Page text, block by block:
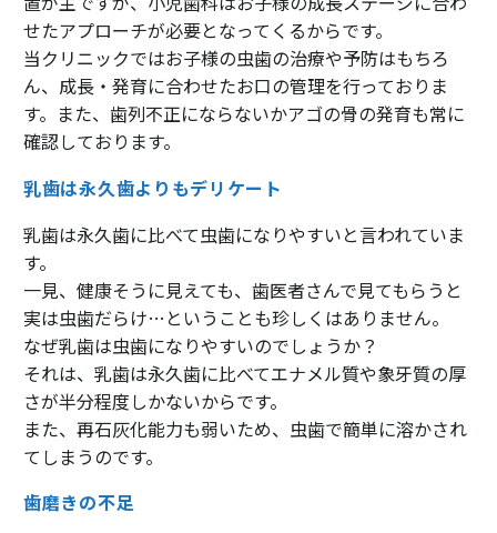
せたアプローチが必要となってくるからです。
当クリニックではお子様の虫歯の治療や予防はもちろ
ん、成長・発育に合わせたお口の管理を行っておりま
す。また、歯列不正にならないかアゴの骨の発育も常に
確認しております。
乳歯は永久歯よりもデリケート
乳歯は永久歯に比べて虫歯になりやすいと言われていま
す。
一見、健康そうに見えても、歯医者さんで見てもらうと
実は虫歯だらけ…ということも珍しくはありません。
なぜ乳歯は虫歯になりやすいのでしょうか？
それは、乳歯は永久歯に比べてエナメル質や象牙質の厚
さが半分程度しかないからです。
また、再石灰化能力も弱いため、虫歯で簡単に溶かされ
てしまうのです。
歯磨きの不足